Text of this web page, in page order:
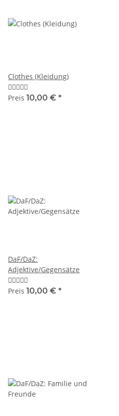
Clothes (Kleidung)
Preis 10,00 € *
DaF/DaZ:
Adjektive/Gegensätze
Preis 10,00 € *